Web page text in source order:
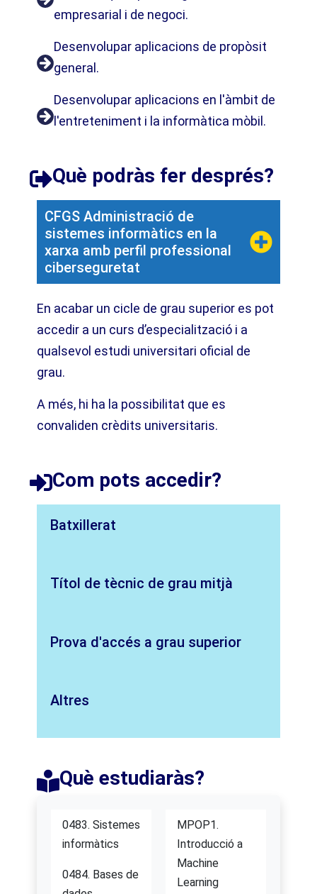
empresarial i de negoci.
Desenvolupar aplicacions de propòsit
general.
Desenvolupar aplicacions en l'àmbit de
l'entreteniment i la informàtica mòbil.
Què podràs fer després?​
CFGS Administració de
sistemes informàtics en la
xarxa amb perfil professional
ciberseguretat
En acabar un cicle de grau superior es pot
accedir a un curs d’especialització i a
qualsevol estudi universitari oficial de
grau.
A més, hi ha la possibilitat que es
convaliden crèdits universitaris.
Com pots accedir?​
Batxillerat
Títol de tècnic de grau mitjà
Prova d'accés a grau superior
Altres
Què estudiaràs?​
0483. Sistemes
informàtics
0484. Bases de
MPOP1.
Introducció a
Machine
Learning